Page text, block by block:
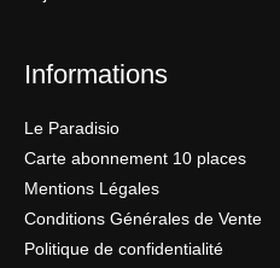
Informations
Le Paradisio
Carte abonnement 10 places
Mentions Légales
Conditions Générales de Vente
Politique de confidentialité